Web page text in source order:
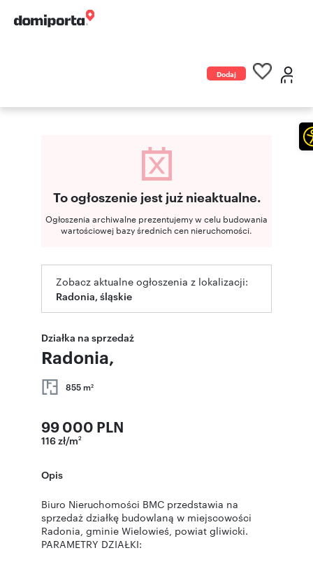
Dodaj
To ogłoszenie jest już nieaktualne.
Ogłoszenia archiwalne prezentujemy w celu budowania
wartościowej bazy średnich cen nieruchomości.
Zobacz aktualne ogłoszenia z lokalizacji:
Radonia, śląskie
Działka na sprzedaż
Radonia,
855 m2
99 000 PLN
116 zł/m2
Opis
Biuro Nieruchomości BMC przedstawia na
sprzedaż działkę budowlaną w miejscowości
Radonia, gminie Wielowieś, powiat gliwicki.
PARAMETRY DZIAŁKI: